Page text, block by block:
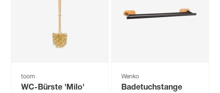
toom
WC-Bürste 'Milo'
Wenko
Badetuchstange